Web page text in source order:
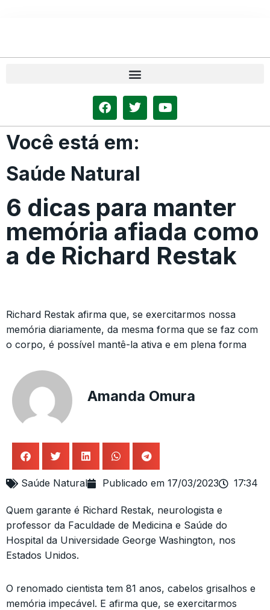
Você está em:
Saúde Natural
6 dicas para manter
memória afiada como
a de Richard Restak
Richard Restak afirma que, se exercitarmos nossa
memória diariamente, da mesma forma que se faz com
o corpo, é possível mantê-la ativa e em plena forma
Amanda Omura
Saúde Natural Publicado em 17/03/2023 17:34
Quem garante é Richard Restak, neurologista e
professor da Faculdade de Medicina e Saúde do
Hospital da Universidade George Washington, nos
Estados Unidos.
O renomado cientista tem 81 anos, cabelos grisalhos e
memória impecável. E afirma que, se exercitarmos